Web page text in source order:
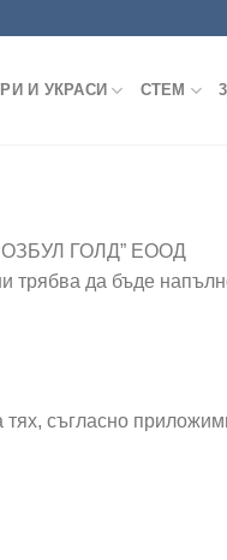
И УКРАСИ СТЕМ
ГОЛД” ЕООД
трябва да бъде
съгласно